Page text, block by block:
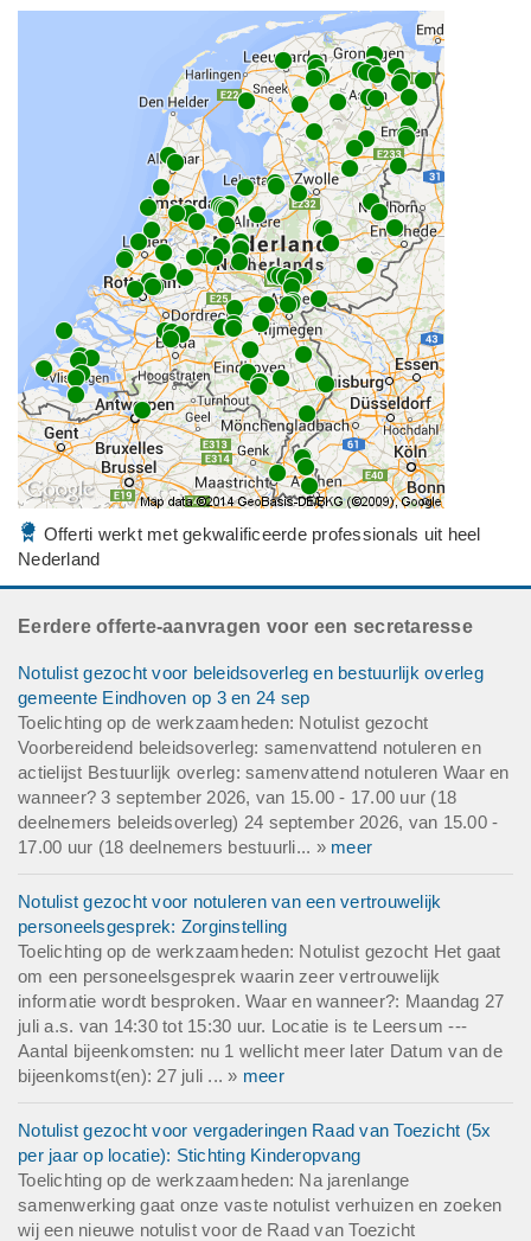
Offerti werkt met gekwalificeerde professionals uit heel
Nederland
Eerdere offerte-aanvragen voor een secretaresse
Notulist gezocht voor beleidsoverleg en bestuurlijk overleg
gemeente Eindhoven op 3 en 24 sep
Toelichting op de werkzaamheden: Notulist gezocht
Voorbereidend beleidsoverleg: samenvattend notuleren en
actielijst Bestuurlijk overleg: samenvattend notuleren Waar en
wanneer? 3 september 2026, van 15.00 - 17.00 uur (18
deelnemers beleidsoverleg) 24 september 2026, van 15.00 -
17.00 uur (18 deelnemers bestuurli... » meer
Notulist gezocht voor notuleren van een vertrouwelijk
personeelsgesprek: Zorginstelling
Toelichting op de werkzaamheden: Notulist gezocht Het gaat
om een personeelsgesprek waarin zeer vertrouwelijk
informatie wordt besproken. Waar en wanneer?: Maandag 27
juli a.s. van 14:30 tot 15:30 uur. Locatie is te Leersum ---
Aantal bijeenkomsten: nu 1 wellicht meer later Datum van de
bijeenkomst(en): 27 juli ... » meer
Notulist gezocht voor vergaderingen Raad van Toezicht (5x
per jaar op locatie): Stichting Kinderopvang
Toelichting op de werkzaamheden: Na jarenlange
samenwerking gaat onze vaste notulist verhuizen en zoeken
wij een nieuwe notulist voor de Raad van Toezicht